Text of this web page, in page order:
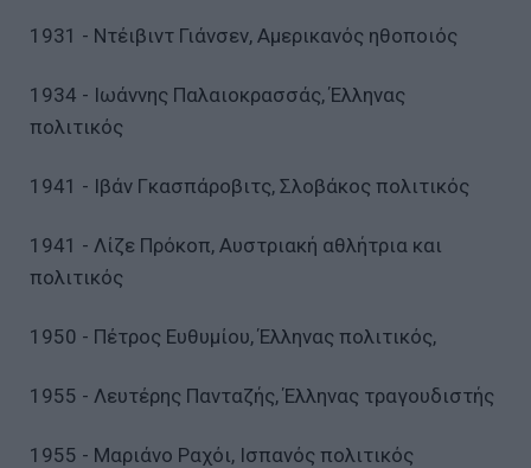
1931 - Ντέιβιντ Γιάνσεν, Αμερικανός ηθοποιός
1934 - Ιωάννης Παλαιοκρασσάς, Έλληνας
πολιτικός
1941 - Ιβάν Γκασπάροβιτς, Σλοβάκος πολιτικός
1941 - Λίζε Πρόκοπ, Αυστριακή αθλήτρια και
πολιτικός
1950 - Πέτρος Ευθυμίου, Έλληνας πολιτικός,
1955 - Λευτέρης Πανταζής, Έλληνας τραγουδιστής
1955 - Μαριάνο Ραχόι, Ισπανός πολιτικός